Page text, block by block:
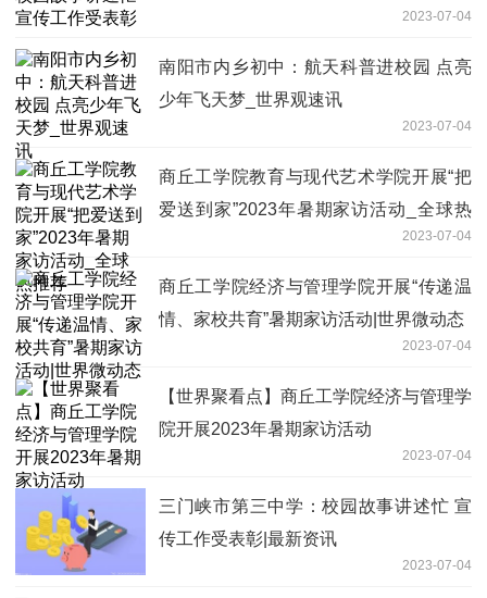
2023-07-04
南阳市内乡初中：航天科普进校园 点亮
少年飞天梦_世界观速讯
2023-07-04
商丘工学院教育与现代艺术学院开展“把
爱送到家”2023年暑期家访活动_全球热
2023-07-04
商丘工学院经济与管理学院开展“传递温
情、家校共育”暑期家访活动|世界微动态
2023-07-04
【世界聚看点】商丘工学院经济与管理学
院开展2023年暑期家访活动
2023-07-04
三门峡市第三中学：校园故事讲述忙 宣
传工作受表彰|最新资讯
2023-07-04